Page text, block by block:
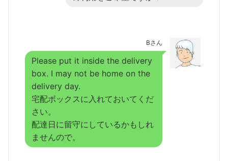
Bさん
Please put it inside the delivery
box. I may not be home on the
delivery day.
宅配ボックスに入れておいてくだ
さい。
配達日に留守にしているかもしれ
ませんので。